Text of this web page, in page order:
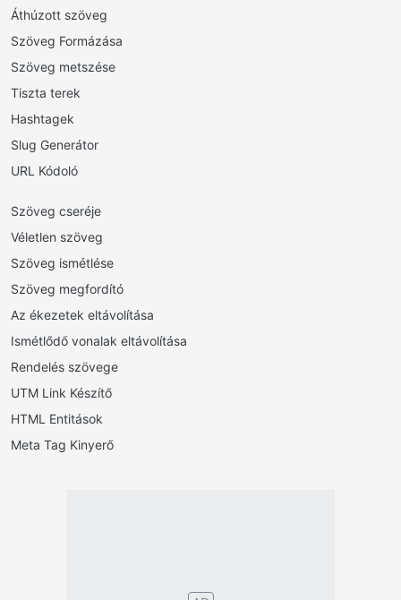
Áthúzott szöveg
Szöveg Formázása
Szöveg metszése
Tiszta terek
Hashtagek
Slug Generátor
URL Kódoló
Szöveg cseréje
Véletlen szöveg
Szöveg ismétlése
Szöveg megfordító
Az ékezetek eltávolítása
Ismétlődő vonalak eltávolítása
Rendelés szövege
UTM Link Készítő
HTML Entitások
Meta Tag Kinyerő